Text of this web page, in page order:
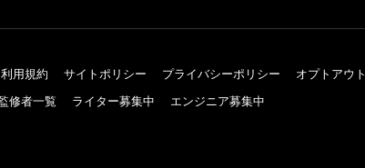
利用規約 サイトポリシー プライバシーポリシー オプトアウト
修者一覧
ライター募集中 エンジニア募集中